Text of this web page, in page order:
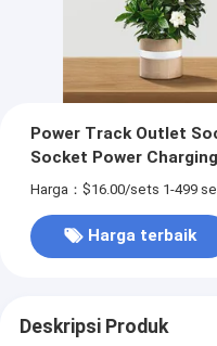
Power Track Outlet
Socket Power
Harga：$16.00/sets 1-499
Harga terbaik
Deskripsi Produk